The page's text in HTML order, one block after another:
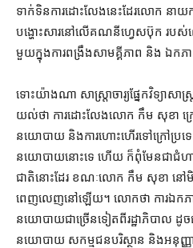
ទាក់ទិន​ការ​ដោះលែង​នេះ​ដែរ​លោក នា
បង្ហោះ​សារ​នៅ​លើ​គណនី​ហ្វេសប៊ុក របស់​
មួយ​ក្នុង​ការ​ពង្រឹង​សាមគ្គីភាព និង ឯកភ
ទោះ​យ៉ាងណា សាស្ត្រាចារ្យ​ផ្នែក​វិទ្យា
យល់​ថា ការ​ដោះលែង​លោក កឹម សុខា ក្រ
នយោបាយ និង​ការ​ហោះហើរ​ទៅ​ក្រៅប្រទេ
នយោបាយ​នោះ​ទេ ហើយ ក៏​ពុំមែន​ជា​ជំហា
ជាតិ​នោះ​ដែរ ខណៈ​លោក កឹម សុខា នៅ​មិ
ពេញលេញ​នៅឡើយ​។ លោ​កថា ការ​ឯកភា
នយោបាយ​ជាច្រើន​ទៀត​ពី​រដ្ឋាភិបាល ដូ
នយោបាយ សកម្មជន​បរិស្ថាន និង​អនុញ្ញ